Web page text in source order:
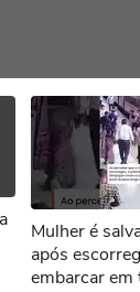
Mulher é
após
embarcar em